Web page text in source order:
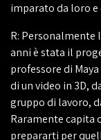
imparato da loro
R: Personalmente
anni è stata il
professore di Maya
di un video in 3D,
gruppo di lavoro,
Raramente capita
prepararti per